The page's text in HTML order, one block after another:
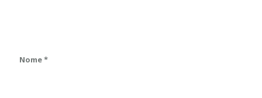
Nome*